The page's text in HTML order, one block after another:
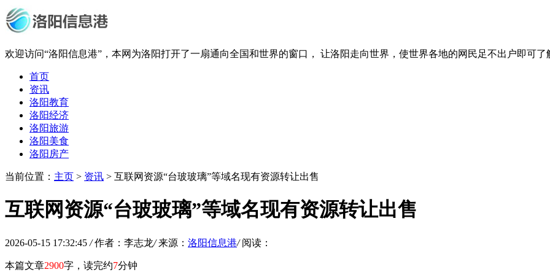
欢迎访问“洛阳信息港”，本网为洛阳打开了一扇通向全国和世界的窗口， 让洛阳走向世界，使世界各地的网民足不出户即可了
首页
资讯
洛阳教育
洛阳经济
洛阳旅游
洛阳美食
洛阳房产
当前位置： 主页 > 资讯 > 互联网资源“台玻玻璃”等域名现有资源转让出售
互联网资源“台玻玻璃”等域名现有资源转让出售
2026-05-15 17:32:45 / 作者：李志龙/ 来源： 洛阳信息港/ 阅读：
本篇文章2900字，读完约7分钟